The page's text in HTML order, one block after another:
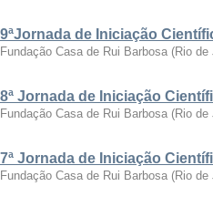
9ªJornada de Iniciação
Fundação Casa de Rui Barbosa (Rio
8ª Jornada de Iniciação
Fundação Casa de Rui Barbosa (Rio
7ª Jornada de Iniciação
Fundação Casa de Rui Barbosa (Rio